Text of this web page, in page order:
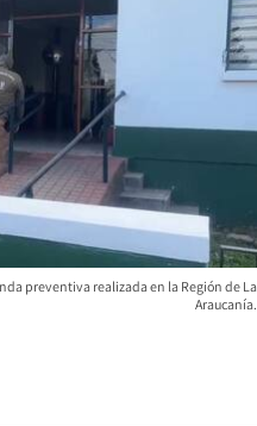
preventiva realizada en la Región de La
Araucanía.